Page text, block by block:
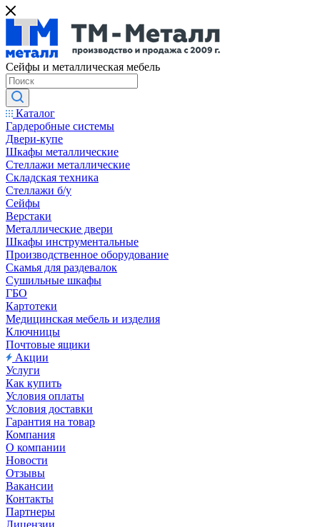
Сейфы и металлическая мебель
Каталог
Гардеробные системы
Двери-купе
Шкафы металлические
Стеллажи металлические
Складская техника
Стеллажи б/у
Сейфы
Верстаки
Металлические двери
Шкафы инструментальные
Производственное оборудование
Скамья для раздевалок
Сушильные шкафы
ГБО
Картотеки
Медицинская мебель и изделия
Ключницы
Почтовые ящики
Акции
Услуги
Как купить
Условия оплаты
Условия доставки
Гарантия на товар
Компания
О компании
Новости
Отзывы
Вакансии
Контакты
Партнеры
Лицензии